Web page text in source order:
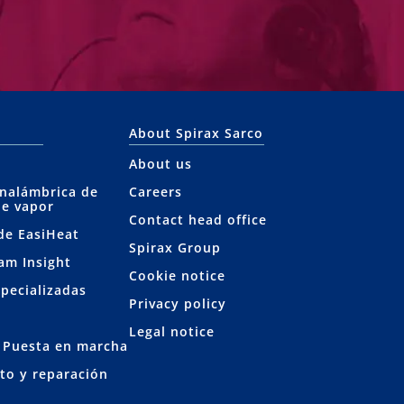
de
vapor
EasiHeat
Insight
en marcha
y reparación
About Spirax Sarco
About us
Careers
Contact head office
Spirax Group
Cookie notice
Privacy policy
Legal notice